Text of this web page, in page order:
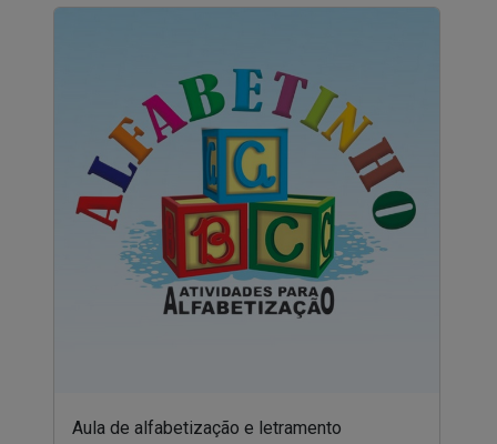
Aula de alfabetização e letramento